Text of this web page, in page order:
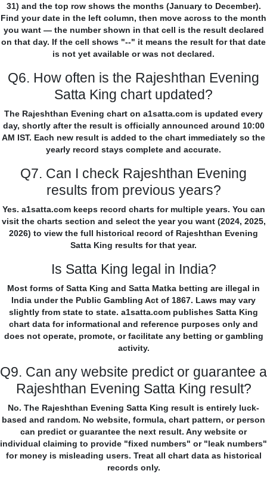
31) and the top row shows the months (January to December).
Find your date in the left column, then move across to the month
you want — the number shown in that cell is the result declared
on that day. If the cell shows "--" it means the result for that date
is not yet available or was not declared.
Q6. How often is the Rajeshthan Evening
Satta King chart updated?
The Rajeshthan Evening chart on a1satta.com is updated every
day, shortly after the result is officially announced around 10:00
AM IST. Each new result is added to the chart immediately so the
yearly record stays complete and accurate.
Q7. Can I check Rajeshthan Evening
results from previous years?
Yes. a1satta.com keeps record charts for multiple years. You can
visit the charts section and select the year you want (2024, 2025,
2026) to view the full historical record of Rajeshthan Evening
Satta King results for that year.
Is Satta King legal in India?
Most forms of Satta King and Satta Matka betting are illegal in
India under the Public Gambling Act of 1867. Laws may vary
slightly from state to state. a1satta.com publishes Satta King
chart data for informational and reference purposes only and
does not operate, promote, or facilitate any betting or gambling
activity.
Q9. Can any website predict or guarantee a
Rajeshthan Evening Satta King result?
No. The Rajeshthan Evening Satta King result is entirely luck-
based and random. No website, formula, chart pattern, or person
can predict or guarantee the next result. Any website or
individual claiming to provide "fixed numbers" or "leak numbers"
for money is misleading users. Treat all chart data as historical
records only.